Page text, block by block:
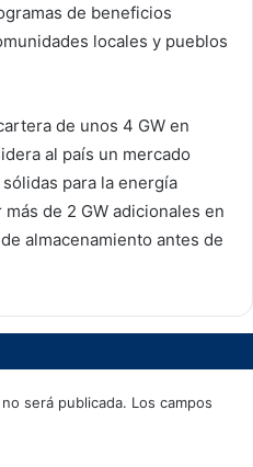
de beneficios
locales y pueblos
de unos 4 GW en
al país un mercado
para la energía
de 2 GW adicionales en
almacenamiento antes de
será publicada. Los campos